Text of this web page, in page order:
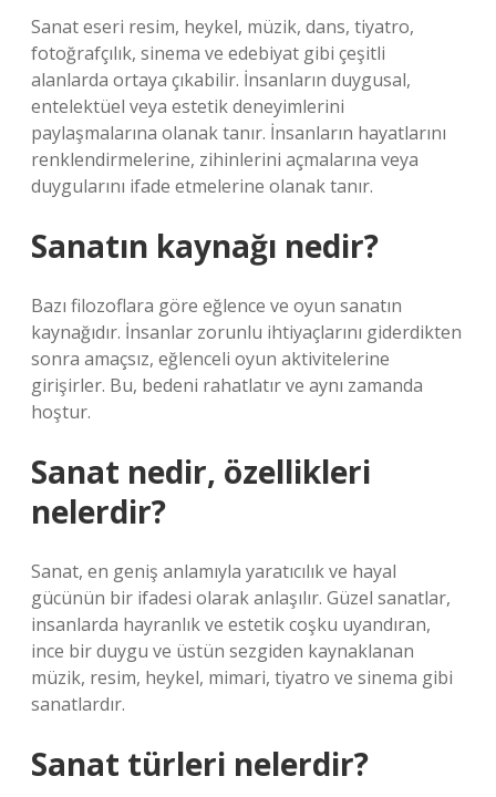
Sanat eseri resim, heykel, müzik, dans, tiyatro,
fotoğrafçılık, sinema ve edebiyat gibi çeşitli
alanlarda ortaya çıkabilir. İnsanların duygusal,
entelektüel veya estetik deneyimlerini
paylaşmalarına olanak tanır. İnsanların hayatlarını
renklendirmelerine, zihinlerini açmalarına veya
duygularını ifade etmelerine olanak tanır.
Sanatın kaynağı nedir?
Bazı filozoflara göre eğlence ve oyun sanatın
kaynağıdır. İnsanlar zorunlu ihtiyaçlarını giderdikten
sonra amaçsız, eğlenceli oyun aktivitelerine
girişirler. Bu, bedeni rahatlatır ve aynı zamanda
hoştur.
Sanat nedir, özellikleri
nelerdir?
Sanat, en geniş anlamıyla yaratıcılık ve hayal
gücünün bir ifadesi olarak anlaşılır. Güzel sanatlar,
insanlarda hayranlık ve estetik coşku uyandıran,
ince bir duygu ve üstün sezgiden kaynaklanan
müzik, resim, heykel, mimari, tiyatro ve sinema gibi
sanatlardır.
Sanat türleri nelerdir?